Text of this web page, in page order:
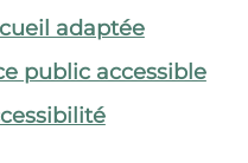
adaptée
public accessible